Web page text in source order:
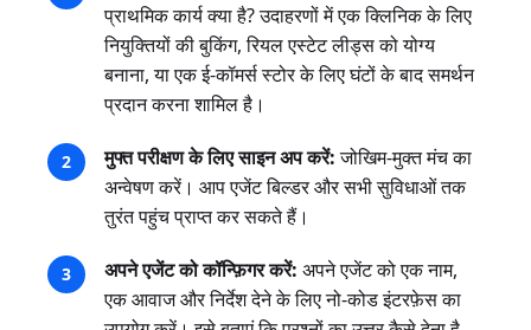
प्राथमिक कार्य क्या है? उदाहरणों में एक क्लिनिक के लिए
नियुक्तियों की बुकिंग, रियल एस्टेट लीड्स को योग्य
बनाना, या एक ई-कॉमर्स स्टोर के लिए घंटों के बाद समर्थन
प्रदान करना शामिल है।
मुफ्त परीक्षण के लिए साइन अप करें:जोखिम-मुक्त मंच का
अन्वेषण करें। आप एजेंट बिल्डर और सभी सुविधाओं तक
तुरंत पहुंच प्राप्त कर सकते हैं।
अपने एजेंट को कॉन्फ़िगर करें: अपने एजेंट को एक नाम,
एक आवाज और निर्देश देने के लिए नो-कोड इंटरफ़ेस का